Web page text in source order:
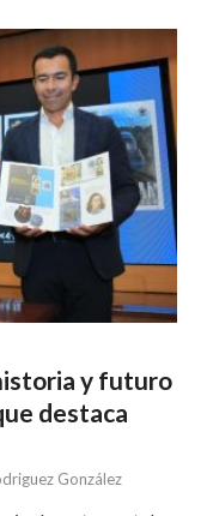
y futuro
destaca
González